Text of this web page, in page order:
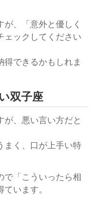
、「意外と優しく
ェックしてください
得できるかもしれま
双子座
が、悪い言い方だと
まく、口が上手い特
で「こういったら相
います。